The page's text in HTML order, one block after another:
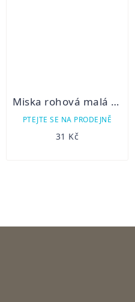
Miska rohová malá Georgeplast
PTEJTE SE NA PRODEJNĚ
31 Kč